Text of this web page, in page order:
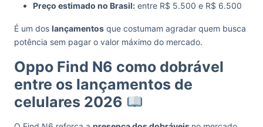
Preço estimado no Brasil: entre R$ 5.500 e R$ 6.500
É um dos lançamentos que costumam agradar quem busca
potência sem pagar o valor máximo do mercado.
Oppo Find N6 como dobrável
entre os lançamentos de
celulares 2026